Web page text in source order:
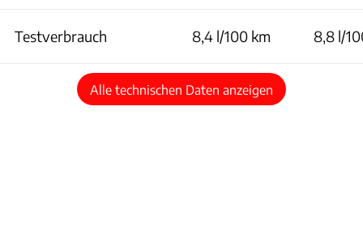
Testverbrauch 8,4 l/100 km 8,8 l/
Alle technischen Daten anzeigen